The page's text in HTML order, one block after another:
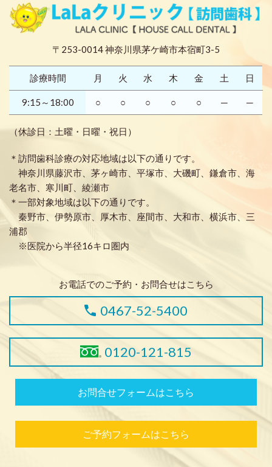
〒253-0014 神奈川県茅ケ崎市本宿町3-5
診療時間 月 火 水 木 金 土 日
9:15～18:00 ○ ○ ○ ○ ○ ─ ─
（休診日：土曜・日曜・祝日）
＊訪問歯科診療の対応地域は以下の通りです。
神奈川県藤沢市、茅ヶ崎市、平塚市、大磯町、鎌倉市、海
老名市、寒川町、綾瀬市
＊一部対象地域は以下の通りです。
秦野市、伊勢原市、厚木市、座間市、大和市、横浜市、三
浦郡
※医院から半径16キロ圏内
お電話でのご予約・お問合せはこちら
0467-52-5400
0120-121-815
お問合せフォームはこちら
ご予約フォームはこちら